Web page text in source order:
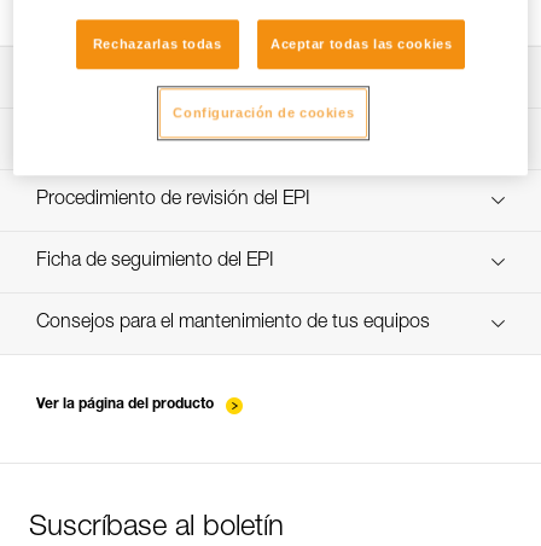
Technical Notice
Aplicación para el control y seguimiento de sus EPI
descubra ePPEcentre
Procedimiento de revisión del EPI
verif-EPI-longe-corde-non-reglable-procedure-ES
Ficha de seguimiento del EPI
verif-EPI-longe-corde-non-reglable-suivi-ES
Consejos para el mantenimiento de tus equipos
Ver la página del producto
Suscríbase al boletín
Rechazarlas todas Aceptar todas las cookies
Configuración de cookies